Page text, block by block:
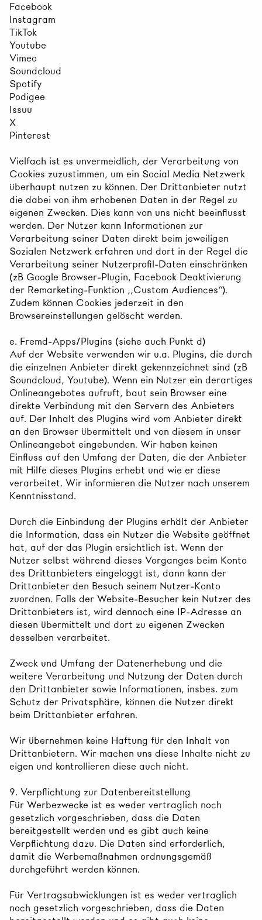
Facebook
Instagram
TikTok
Youtube
Vimeo
Soundcloud
Spotify
Podigee
Issuu
X
Pinterest
​​​​​Vielfach ist es unvermeidlich, der Verarbeitung von
Cookies zuzustimmen, um ein Social Media Netzwerk
überhaupt nutzen zu können. Der Drittanbieter nutzt
die dabei von ihm erhobenen Daten in der Regel zu
eigenen Zwecken. Dies kann von uns nicht beeinflusst
werden. Der Nutzer kann Informationen zur
Verarbeitung seiner Daten direkt beim jeweiligen
Sozialen Netzwerk erfahren und dort in der Regel die
Verarbeitung seiner Nutzerprofil-Daten einschränken
(zB Google Browser-Plugin, Facebook Deaktivierung
der Remarketing-Funktion „Custom Audiences“).
Zudem können Cookies jederzeit in den
Browsereinstellungen gelöscht werden.
e. Fremd-Apps/Plugins (siehe auch Punkt d)
Auf der Website verwenden wir u.a. Plugins, die durch
die einzelnen Anbieter direkt gekennzeichnet sind (zB
Soundcloud, Youtube). Wenn ein Nutzer ein derartiges
Onlineangebotes aufruft, baut sein Browser eine
direkte Verbindung mit den Servern des Anbieters
auf. Der Inhalt des Plugins wird vom Anbieter direkt
an den Browser übermittelt und von diesem in unser
Onlineangebot eingebunden. Wir haben keinen
Einfluss auf den Umfang der Daten, die der Anbieter
mit Hilfe dieses Plugins erhebt und wie er diese
verarbeitet. Wir informieren die Nutzer nach unserem
Kenntnisstand.
Durch die Einbindung der Plugins erhält der Anbieter
die Information, dass ein Nutzer die Website geöffnet
hat, auf der das Plugin ersichtlich ist. Wenn der
Nutzer selbst während dieses Vorganges beim Konto
des Drittanbieters eingeloggt ist, dann kann der
Drittanbieter den Besuch seinem Nutzer-Konto
zuordnen. Falls der Website-Besucher kein Nutzer des
Drittanbieters ist, wird dennoch eine IP-Adresse an
diesen übermittelt und dort zu eigenen Zwecken
desselben verarbeitet.
Zweck und Umfang der Datenerhebung und die
weitere Verarbeitung und Nutzung der Daten durch
den Drittanbieter sowie Informationen, insbes. zum
Schutz der Privatsphäre, können die Nutzer direkt
beim Drittanbieter erfahren.
Wir übernehmen keine Haftung für den Inhalt von
Drittanbietern. Wir machen uns diese Inhalte nicht zu
eigen und kontrollieren diese auch nicht.
9. Verpflichtung zur Datenbereitstellung
Für Werbezwecke ist es weder vertraglich noch
gesetzlich vorgeschrieben, dass die Daten
bereitgestellt werden und es gibt auch keine
Verpflichtung dazu. Die Daten sind erforderlich,
damit die Werbemaßnahmen ordnungsgemäß
durchgeführt werden können.
Für Vertragsabwicklungen ist es weder vertraglich
noch gesetzlich vorgeschrieben, dass die Daten